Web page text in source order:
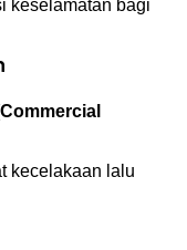
keselamatan bagi
kecelakaan lalu